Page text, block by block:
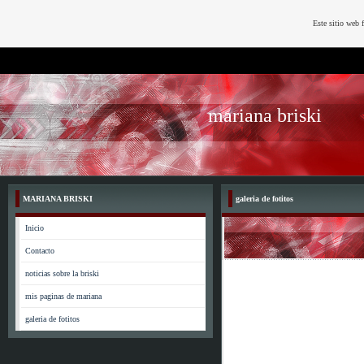
mariana briski
MARIANA BRISKI
Inicio
Contacto
noticias sobre la briski
mis paginas de mariana
galeria de fotitos
galeria de fotitos
Este sitio web